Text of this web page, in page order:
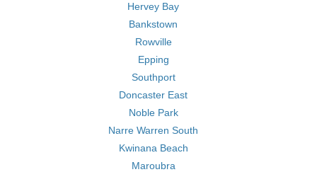
Hervey Bay
Bankstown
Rowville
Epping
Southport
Doncaster East
Noble Park
Narre Warren South
Kwinana Beach
Maroubra